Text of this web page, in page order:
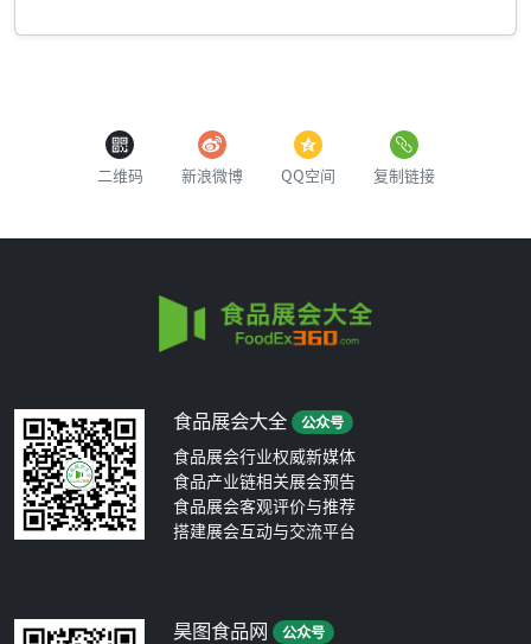
二维码 新浪微博 QQ空间 复制链接
食品展会大全 公众号
食品展会行业权威新媒体
食品产业链相关展会预告
食品展会客观评价与推荐
搭建展会互动与交流平台
昊图食品网 公众号